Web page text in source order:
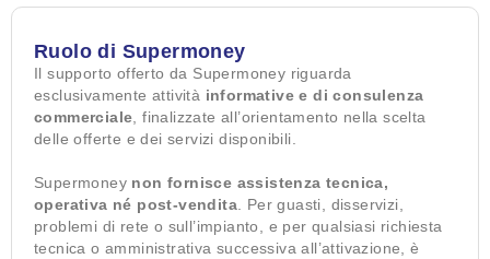
Ruolo di Supermoney
Il supporto offerto da Supermoney riguarda
esclusivamente attività informative e di consulenza
commerciale , finalizzate all’orientamento nella scelta
delle offerte e dei servizi disponibili.
Supermoney non fornisce assistenza tecnica,
operativa né post-vendita . Per guasti, disservizi,
problemi di rete o sull’impianto, e per qualsiasi richiesta
tecnica o amministrativa successiva all’attivazione, è